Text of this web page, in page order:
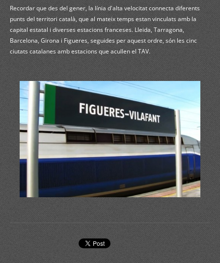
Recordar que des del gener, la línia d'alta velocitat connecta diferents
punts del territori català, que al mateix temps estan vinculats amb la
capital estatal i diverses estacions franceses. Lleida, Tarragona,
Barcelona, Girona i Figueres, seguides per aquest ordre, són les cinc
ciutats catalanes amb estacions que acullen el TAV.